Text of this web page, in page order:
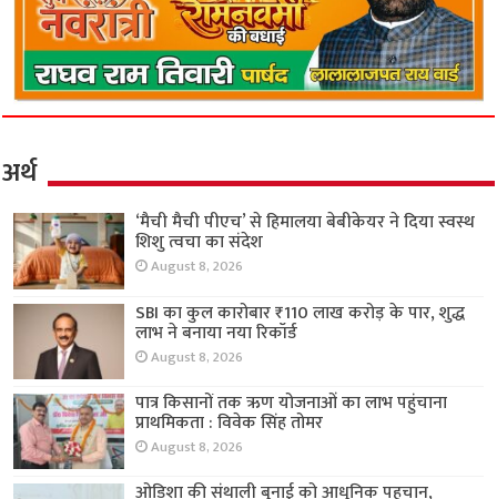
अर्थ
‘मैची मैची पीएच’ से हिमालया बेबीकेयर ने दिया स्वस्थ
शिशु त्वचा का संदेश
August 8, 2026
SBI का कुल कारोबार ₹110 लाख करोड़ के पार, शुद्ध
लाभ ने बनाया नया रिकॉर्ड
August 8, 2026
पात्र किसानों तक ऋण योजनाओं का लाभ पहुंचाना
प्राथमिकता : विवेक सिंह तोमर
August 8, 2026
ओडिशा की संथाली बुनाई को आधुनिक पहचान,